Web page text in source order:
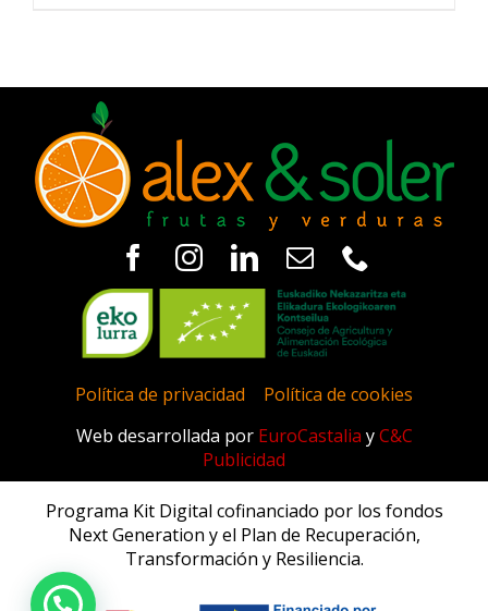
Política de privacidad
Política de cookies
Web desarrollada por EuroCastalia y C&C
Publicidad
Programa Kit Digital cofinanciado por los fondos
Next Generation y el Plan de Recuperación,
Transformación y Resiliencia.